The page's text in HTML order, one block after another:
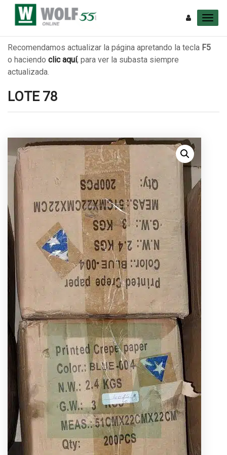
Recomendamos actualizar la página apretando la tecla F5
o haciendo clic aquí, para ver la subasta siempre
actualizada.
LOTE 78